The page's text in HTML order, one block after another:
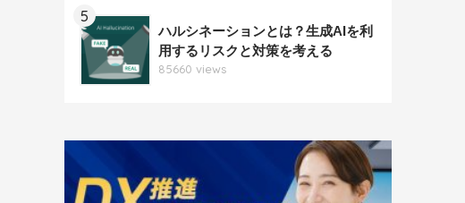
5
ハルシネーションとは？生成AIを利
用するリスクと対策を考える
85660 views